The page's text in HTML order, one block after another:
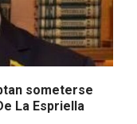
someterse
La Espriella